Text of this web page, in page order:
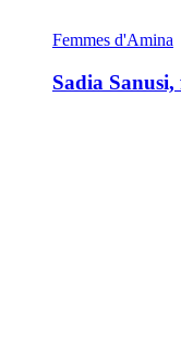
Femmes d'Amina
Sadia Sanusi,